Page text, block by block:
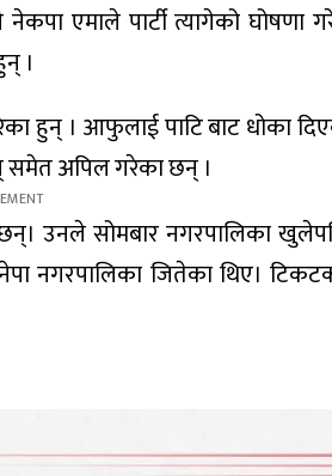
एमाले पार्टी त्यागेको
।
हुन् । आफुलाई पाटि बाट धोका
समेत अपिल गरेका छन् ।
उनले सोमबार नगरपालिका
नगरपालिका जितेका थिए।